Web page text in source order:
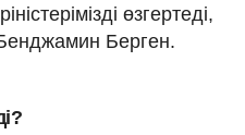
өзгертеді,
Берген.